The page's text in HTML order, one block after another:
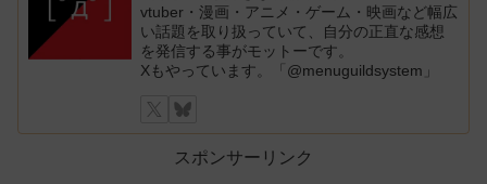
vtuber・漫画・アニメ・ゲーム・映画など幅広
い話題を取り扱っていて、自分の正直な感想
を発信する事がモットーです。
Xもやっています。「@menuguildsystem」
スポンサーリンク